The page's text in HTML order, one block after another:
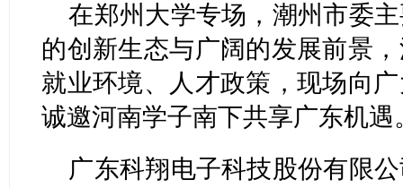
在郑州大学专场，潮州市委
的创新生态与广阔的发展前景
就业环境、人才政策，现场向
诚邀河南学子南下共享广东机遇
广东科翔电子科技股份有限